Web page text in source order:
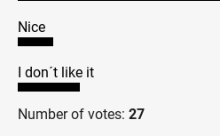
Nice
I don´t like it
Number of votes: 27